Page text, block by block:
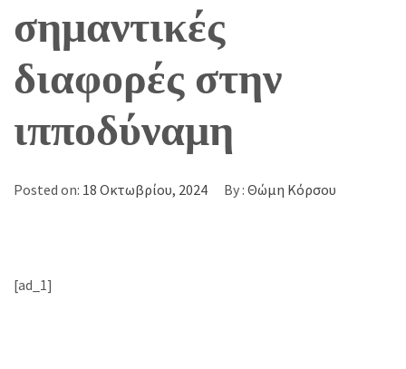
σημαντικές
διαφορές στην
ιπποδύναμη
Posted on: 18 Οκτωβρίου, 2024 By : Θώμη Κόρσου
[ad_1]